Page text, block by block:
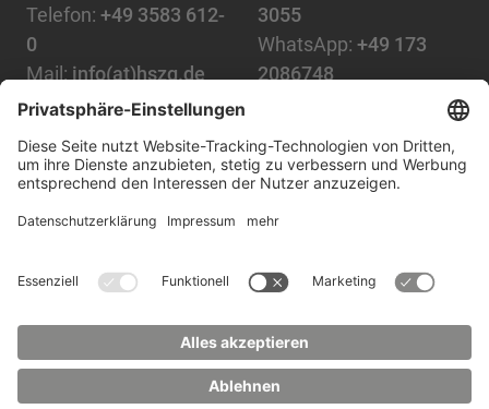
Telefon: +49 3583 612-
0
Mail: info(at)hszg.de
3055
WhatsApp: +49 173
2086748
Alle StudiengängeDatenschutz
ImpressumBarrierefreiheitPresse